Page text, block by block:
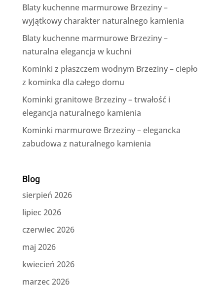
Blaty kuchenne marmurowe Brzeziny –
wyjątkowy charakter naturalnego kamienia
Blaty kuchenne marmurowe Brzeziny –
naturalna elegancja w kuchni
Kominki z płaszczem wodnym Brzeziny – ciepło
z kominka dla całego domu
Kominki granitowe Brzeziny – trwałość i
elegancja naturalnego kamienia
Kominki marmurowe Brzeziny – elegancka
zabudowa z naturalnego kamienia
Blog
sierpień 2026
lipiec 2026
czerwiec 2026
maj 2026
kwiecień 2026
marzec 2026